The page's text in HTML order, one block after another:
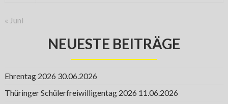
« Juni
NEUESTE BEITRÄGE
Ehrentag 2026 30.06.2026
Thüringer Schülerfreiwilligentag 2026 11.06.2026